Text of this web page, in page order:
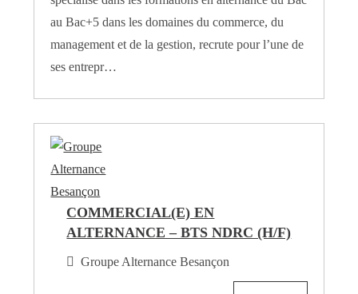
au Bac+5 dans les domaines du commerce, du
management et de la gestion, recrute pour l’une de
ses entrepr…
COMMERCIAL(E) EN
ALTERNANCE – BTS NDRC (H/F)
Groupe Alternance Besançon